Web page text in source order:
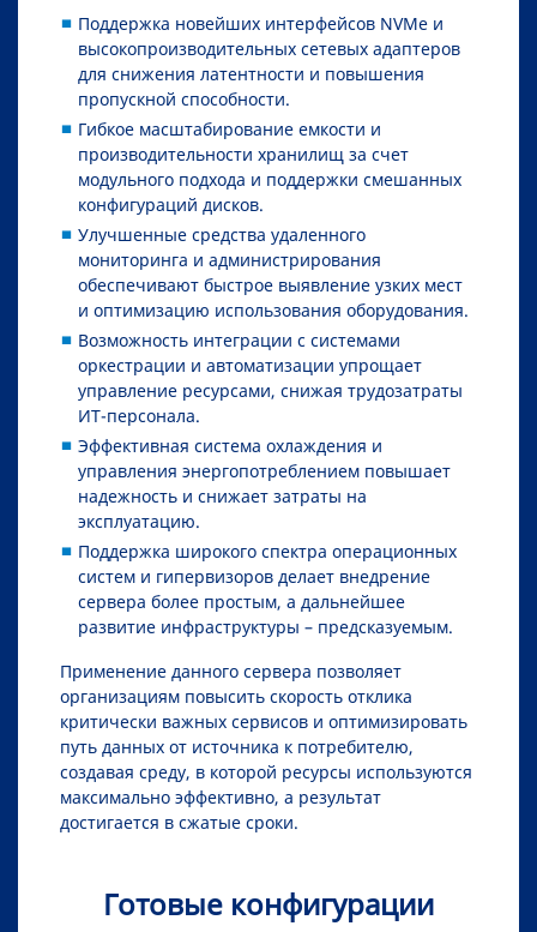
Поддержка новейших интерфейсов NVMe и
высокопроизводительных сетевых адаптеров
для снижения латентности и повышения
пропускной способности.
Гибкое масштабирование емкости и
производительности хранилищ за счет
модульного подхода и поддержки смешанных
конфигураций дисков.
Улучшенные средства удаленного
мониторинга и администрирования
обеспечивают быстрое выявление узких мест
и оптимизацию использования оборудования.
Возможность интеграции с системами
оркестрации и автоматизации упрощает
управление ресурсами, снижая трудозатраты
ИТ-персонала.
Эффективная система охлаждения и
управления энергопотреблением повышает
надежность и снижает затраты на
эксплуатацию.
Поддержка широкого спектра операционных
систем и гипeрвизоров делает внедрение
сервера более простым, а дальнейшее
развитие инфраструктуры – предсказуемым.
Применение данного сервера позволяет
организациям повысить скорость отклика
критически важных сервисов и оптимизировать
путь данных от источника к потребителю,
создавая среду, в которой ресурсы используются
максимально эффективно, а результат
достигается в сжатые сроки.
Готовые конфигурации